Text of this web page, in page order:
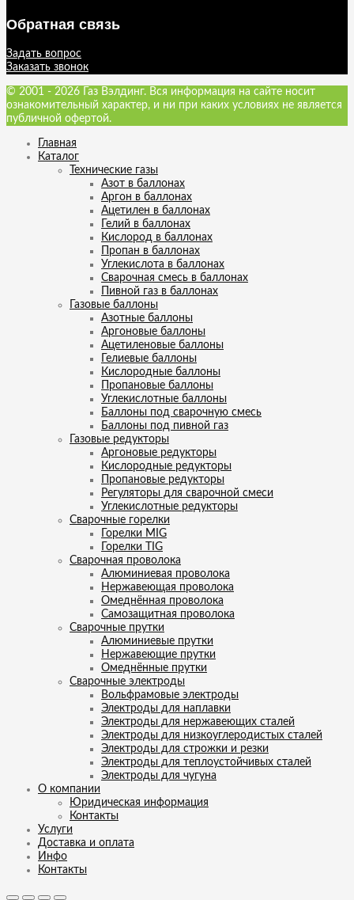
Обратная связь
Задать вопрос
Заказать звонок
© 2001 - 2026 Газ Вэлдинг. Вся информация на сайте носит
ознакомительный характер, и ни при каких условиях не является
публичной офертой.
Главная
Каталог
Технические газы
Азот в баллонах
Аргон в баллонах
Ацетилен в баллонах
Гелий в баллонах
Кислород в баллонах
Пропан в баллонах
Углекислота в баллонах
Сварочная смесь в баллонах
Пивной газ в баллонах
Газовые баллоны
Азотные баллоны
Аргоновые баллоны
Ацетиленовые баллоны
Гелиевые баллоны
Кислородные баллоны
Пропановые баллоны
Углекислотные баллоны
Баллоны под сварочную смесь
Баллоны под пивной газ
Газовые редукторы
Аргоновые редукторы
Кислородные редукторы
Пропановые редукторы
Регуляторы для сварочной смеси
Углекислотные редукторы
Сварочные горелки
Горелки MIG
Горелки TIG
Сварочная проволока
Алюминиевая проволока
Нержавеющая проволока
Омеднённая проволока
Самозащитная проволока
Сварочные прутки
Алюминиевые прутки
Нержавеющие прутки
Омеднённые прутки
Сварочные электроды
Вольфрамовые электроды
Электроды для наплавки
Электроды для нержавеющих сталей
Электроды для низкоуглеродистых сталей
Электроды для строжки и резки
Электроды для теплоустойчивых сталей
Электроды для чугуна
О компании
Юридическая информация
Контакты
Услуги
Доставка и оплата
Инфо
Контакты